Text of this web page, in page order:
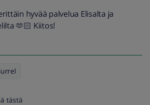
hyvää palvelua Elisalta ja
🫶🏻 Kiitos!
tästä